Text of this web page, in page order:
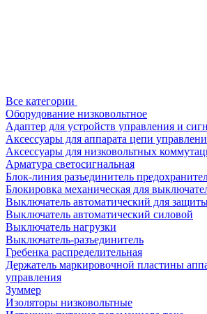
Все категории
Оборудование низковольтное
Адаптер для устройств управления и
Аксессуары для аппарата цепи
Аксессуары для низковольтных
Арматура светосигнальная
Блок-линия разъединитель
Блокировка механическая для
Выключатель автоматический для
Выключатель автоматический силовой
Выключатель нагрузки
Выключатель-разъединитель
Гребенка распределительная
Держатель маркировочной пластины
управления
Зуммер
Изоляторы низковольтные